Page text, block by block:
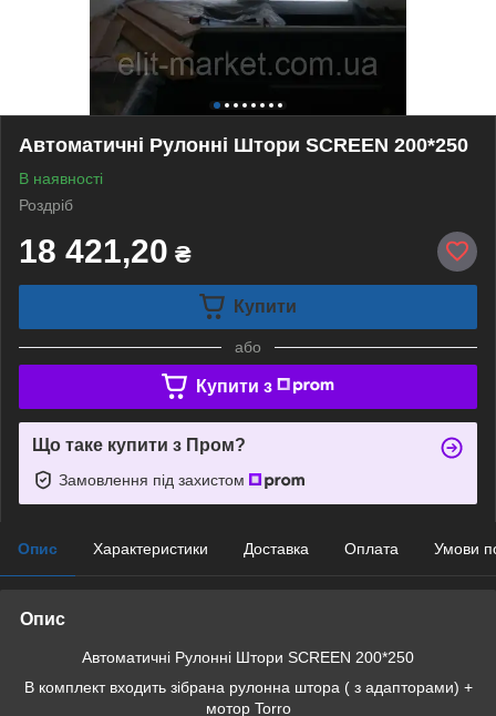
Автоматичні Рулонні Штори SCREEN 200*250
В наявності
Роздріб
18 421,20 ₴
Купити
або
Купити з
Що таке купити з Пром?
Замовлення під захистом
Опис Характеристики Доставка Оплата Умови
Опис
Автоматичні Рулонні Штори SCREEN 200*250
В комплект входить зібрана рулонна штора ( з адапторами) +
мотор Torro